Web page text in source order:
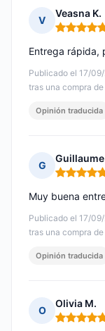
V
Veasna K.
Nota: 5 de
Publicado el 17/
tras una compra
Entrega rápida,
Opinión traducida
G
Guillaume
Nota: 5 de
Publicado el 17/
tras una compra
Muy buena
Opinión traducida
O
Olivia M.
Nota: 5 de